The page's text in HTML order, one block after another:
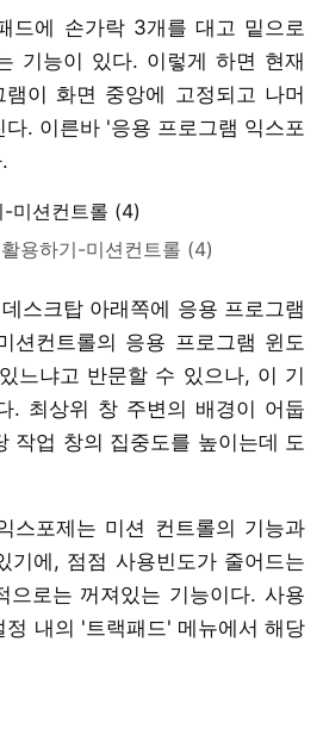
드에 손가락 3개를 대고 밑으로
기능이 있다. 이렇게 하면 현재
이 화면 중앙에 고정되고 나머
. 이른바 '응용 프로그램 익스포
용하기-미션컨트롤 (4)
스크탑 아래쪽에 응용 프로그램
션컨트롤의 응용 프로그램 윈도
느냐고 반문할 수 있으나, 이 기
. 최상위 창 주변의 배경이 어둡
작업 창의 집중도를 높이는데 도
스포제는 미션 컨트롤의 기능과
기에, 점점 사용빈도가 줄어드는
으로는 꺼져있는 기능이다. 사용
내의 '트랙패드' 메뉴에서 해당